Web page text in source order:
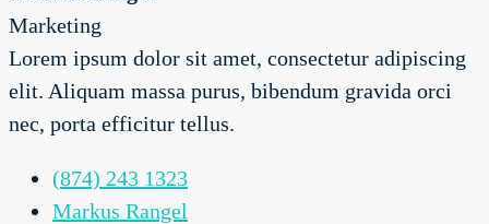
Marketing
Lorem ipsum dolor sit amet, consectetur adipiscing
elit. Aliquam massa purus, bibendum gravida orci
nec, porta efficitur tellus.
(874) 243 1323
Markus Rangel